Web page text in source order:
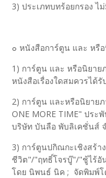
3) ประเภทบทร้อยกรอง ไ
๐ หนังสือการ์ตูน และ หรื
1) การ์ตูน และ หรือนิยาย
หนังสือเรื่องใดสมควรไ
2) การ์ตูน และหรือนิยาย
ONE MORE TIME" ปร
บริษัท บันลือ พับลิเคชั่นส์
3) การ์ตูนปกิณกะเชิงสร้า
ชีวิต"/"ฤทธิ์โจรบู๊"/"ชู้ไร้อั
โดย นิพนธ์ นิค ; จัดพิมพ์โ